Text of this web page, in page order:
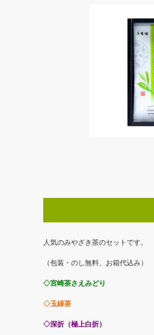
人気のみやざき茶のセットです。
（包装・のし無料、お箱代込み）
◇宮崎茶さえみどり
◇玉緑茶
◇深折（極上白折）